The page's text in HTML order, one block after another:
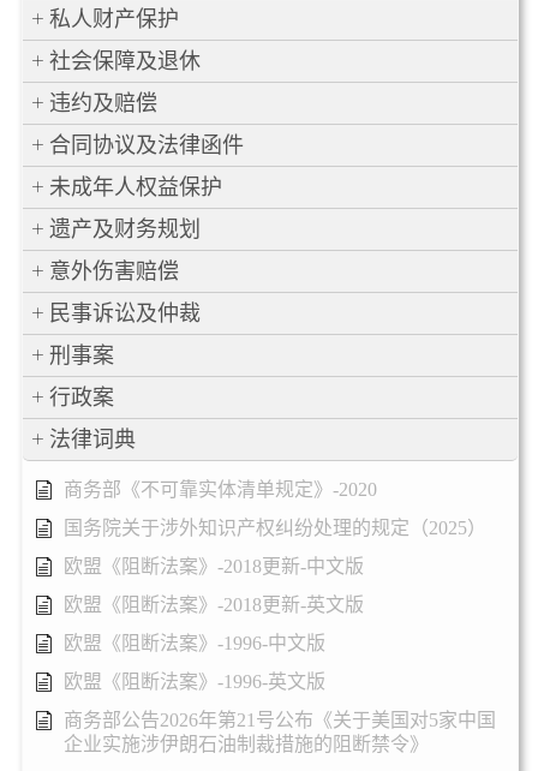
私人财产保护
社会保障及退休
违约及赔偿
合同协议及法律函件
未成年人权益保护
遗产及财务规划
意外伤害赔偿
民事诉讼及仲裁
刑事案
行政案
法律词典
商务部《不可靠实体清单规定》-2020
国务院关于涉外知识产权纠纷处理的规定（2025）
欧盟《阻断法案》-2018更新-中文版
欧盟《阻断法案》-2018更新-英文版
欧盟《阻断法案》-1996-中文版
欧盟《阻断法案》-1996-英文版
商务部公告2026年第21号公布《关于美国对5家中国
企业实施涉伊朗石油制裁措施的阻断禁令》